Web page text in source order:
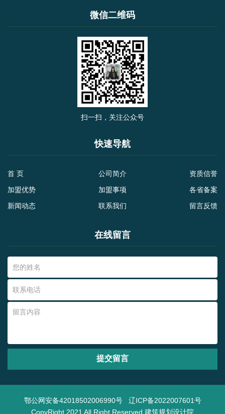
微信二维码
扫一扫，关注公众号
快速导航
首 页 公司简介
资质信誉
加盟优势
加盟事项
各省备案
新闻动态
联系我们 留言反馈
在线留言
提交留言
鄂公网安备42018502006990号
辽ICP备2022007601号
CopyRight 2021 All Right Reserved 建筑规划设计院